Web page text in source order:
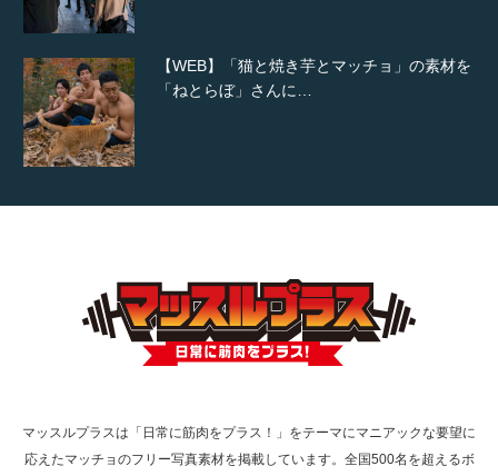
【WEB】「猫と焼き芋とマッチョ」の素材を
「ねとらぼ」さんに…
【TV】TBS番組「ひるおび」にてマッスルプ
ラスが紹介されま…
マッスルプラスは「日常に筋肉をプラス！」をテーマにマニアックな要望に
応えたマッチョのフリー写真素材を掲載しています。全国500名を超えるボ